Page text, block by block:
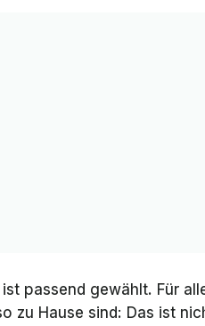
passend gewählt. Für
zu Hause sind: Das ist